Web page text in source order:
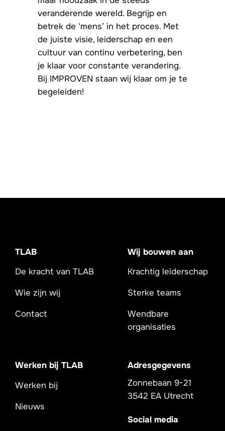
veranderende wereld. Begrijp en
betrek de ‘mens’ in het proces. Met
de juiste visie, leiderschap en een
cultuur van continu verbetering, ben
je klaar voor constante verandering.
Bij IMPROVEN staan wij klaar om je te
begeleiden!
TLAB
De kracht van TLAB
Wie zijn wij
Contact
Wij bouwen aan
Krachtig leiderschap
Sterke teams
Wendbare
organisaties
Werken bij TLAB
Werken bij
Nieuws
Adresgegevens
Zonnebaan 9-21
3542 EA Utrecht
Social media